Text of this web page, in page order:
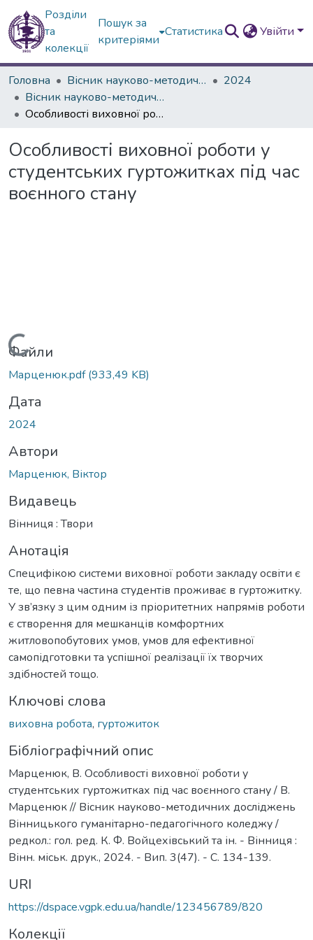
Розділи
та
колекції
Пошук за
критеріями
Статистика Увійти
Головна Вісник науково-методичних досліджень ВГПК
2024
Вісник науково-методичних досліджень ВГПК № 3 (47)
Особливості виховної роботи у студентських гуртожитках під час воєнного стану
Особливості виховної роботи у
студентських гуртожитках під час
воєнного стану
Вантажиться...
Файли
Марценюк.pdf(933,49 KB)
Дата
2024
Автори
Марценюк, Віктор
Видавець
Вінниця : Твори
Анотація
Специфікою системи виховної роботи закладу освіти є
те, що певна частина студентів проживає в гуртожитку.
У зв’язку з цим одним із пріоритетних напрямів роботи
є створення для мешканців комфортних
житловопобутових умов, умов для ефективної
самопідготовки та успішної реалізації їх творчих
здібностей тощо.
Ключові слова
виховна робота, гуртожиток
Бібліографічний опис
Марценюк, В. Особливості виховної роботи у
студентських гуртожитках під час воєнного стану / В.
Марценюк // Вісник науково-методичних досліджень
Вінницького гуманітарно-педагогічного коледжу /
редкол.: гол. ред. К. Ф. Войцехівський та ін. - Вінниця :
Вінн. міськ. друк., 2024. - Вип. 3(47). - С. 134-139.
URI
https://dspace.vgpk.edu.ua/handle/123456789/820
Колекції